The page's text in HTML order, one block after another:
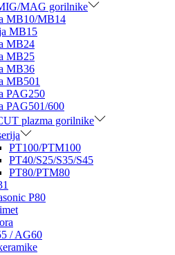
MAG gorilnike
MB10/MB14
MB15
MB24
MB25
MB36
MB501
PAG250
PAG501/600
plazma gorilnike
PT100/PTM100
PT40/S25/S35/S45
PT80/PTM80
P80
/ AG60